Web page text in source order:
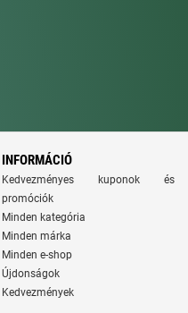
INFORMÁCIÓ
Kedvezményes kuponok és
promóciók
Minden kategória
Minden márka
Minden e-shop
Újdonságok
Kedvezmények